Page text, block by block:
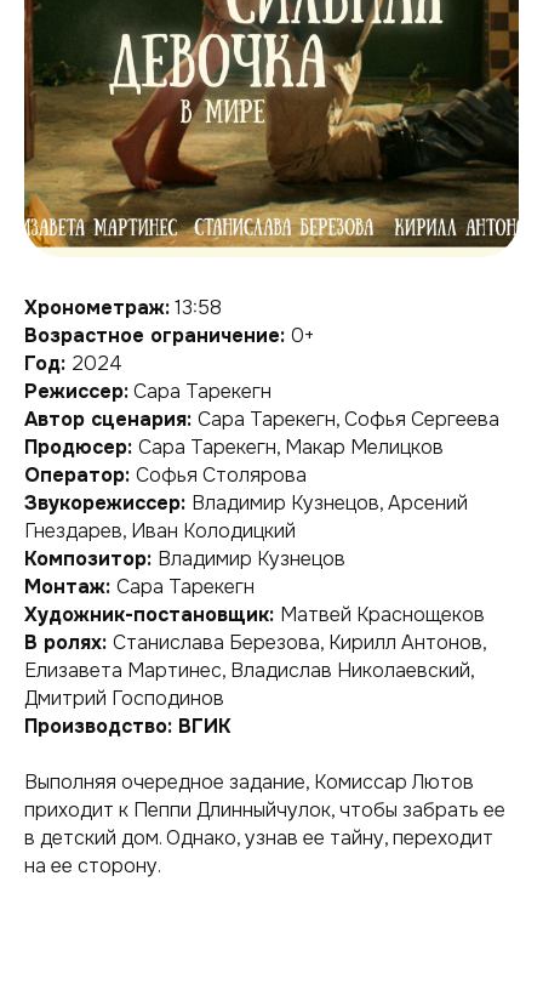
Хронометраж:13:58
Возрастное ограничение: 0+
Год: 2024
Режиссер:Сара Тарекегн
Автор сценария: Сара Тарекегн, Софья Сергеева
Продюсер: Сара Тарекегн, Макар Мелицков
Оператор: Софья Столярова
Звукорежиссер: Владимир Кузнецов, Арсений
Гнездарев, Иван Колодицкий
Композитор: Владимир Кузнецов
Монтаж: Сара Тарекегн
Художник-постановщик: Матвей Краснощеков
В ролях: Станислава Березова, Кирилл Антонов,
Елизавета Мартинес, Владислав Николаевский,
Дмитрий Господинов
Производство: ВГИК
Выполняя очередное задание, Комиссар Лютов
приходит к Пеппи Длинныйчулок, чтобы забрать ее
в детский дом. Однако, узнав ее тайну, переходит
на ее сторону.